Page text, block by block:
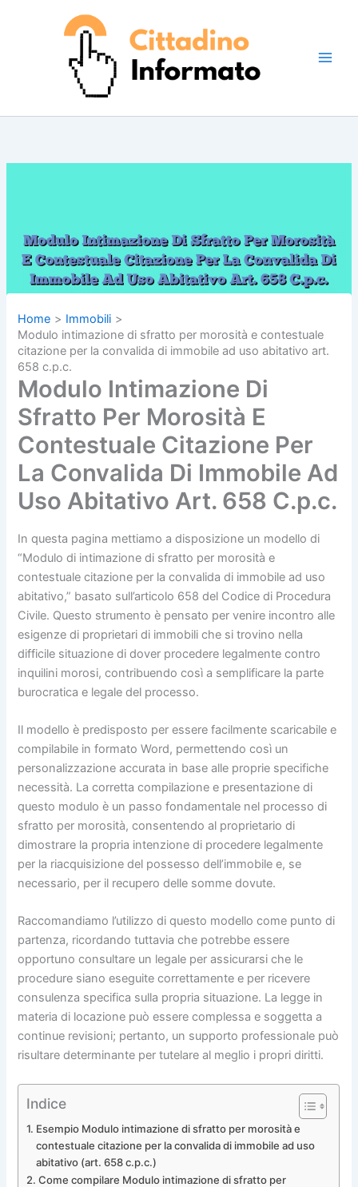
Home
Immobili
Modulo intimazione di sfratto per morosità e contestuale
citazione per la convalida di immobile ad uso abitativo art.
658 c.p.c.
Modulo Intimazione Di
Sfratto Per Morosità E
Contestuale Citazione Per
La Convalida Di Immobile Ad
Uso Abitativo Art. 658 C.p.c.
In questa pagina mettiamo a disposizione un modello di
“Modulo di intimazione di sfratto per morosità e
contestuale citazione per la convalida di immobile ad uso
abitativo,” basato sull’articolo 658 del Codice di Procedura
Civile. Questo strumento è pensato per venire incontro alle
esigenze di proprietari di immobili che si trovino nella
difficile situazione di dover procedere legalmente contro
inquilini morosi, contribuendo così a semplificare la parte
burocratica e legale del processo.
Il modello è predisposto per essere facilmente scaricabile e
compilabile in formato Word, permettendo così un
personalizzazione accurata in base alle proprie specifiche
necessità. La corretta compilazione e presentazione di
questo modulo è un passo fondamentale nel processo di
sfratto per morosità, consentendo al proprietario di
dimostrare la propria intenzione di procedere legalmente
per la riacquisizione del possesso dell’immobile e, se
necessario, per il recupero delle somme dovute.
Raccomandiamo l’utilizzo di questo modello come punto di
partenza, ricordando tuttavia che potrebbe essere
opportuno consultare un legale per assicurarsi che le
procedure siano eseguite correttamente e per ricevere
consulenza specifica sulla propria situazione. La legge in
materia di locazione può essere complessa e soggetta a
continue revisioni; pertanto, un supporto professionale può
risultare determinante per tutelare al meglio i propri diritti.
Indice
Esempio Modulo intimazione di sfratto per morosità e
contestuale citazione per la convalida di immobile ad uso
abitativo (art. 658 c.p.c.)
Come compilare Modulo intimazione di sfratto per